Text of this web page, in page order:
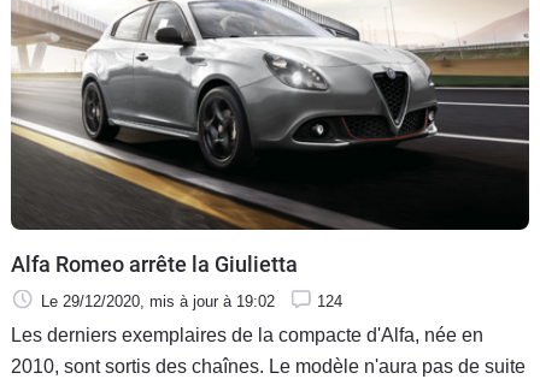
Alfa Romeo arrête la Giulietta
Le 29/12/2020 , mis à jour à 19:02 124
Les derniers exemplaires de la compacte d'Alfa, née en
2010, sont sortis des chaînes. Le modèle n'aura pas de suite